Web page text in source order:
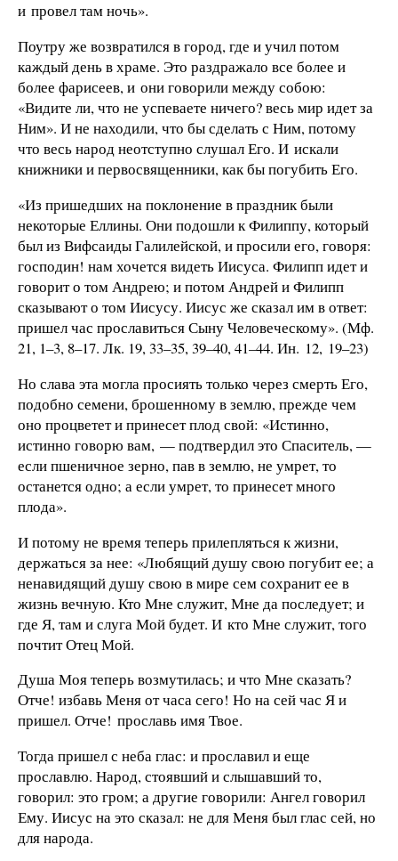
и провел там ночь».
Поутру же возвратился в город, где и учил потом
каждый день в храме. Это раздражало все более и
более фарисеев, и они говорили между собою:
«Видите ли, что не успеваете ничего? весь мир идет за
Ним». И не находили, что бы сделать с Ним, потому
что весь народ неотступно слушал Его. И искали
книжники и первосвященники, как бы погубить Его.
«Из пришедших на поклонение в праздник были
некоторые Еллины. Они подошли к Филиппу, который
был из Вифсаиды Галилейской, и просили его, говоря:
господин! нам хочется видеть Иисуса. Филипп идет и
говорит о том Андрею; и потом Андрей и Филипп
сказывают о том Иисусу. Иисус же сказал им в ответ:
пришел час прославиться Сыну Человеческому». (Мф.
21, 1–3, 8–17. Лк. 19, 33–35, 39–40, 41–44. Ин. 12, 19–23)
Но слава эта могла просиять только через смерть Его,
подобно семени, брошенному в землю, прежде чем
оно процветет и принесет плод свой: «Истинно,
истинно говорю вам, — подтвердил это Спаситель, —
если пшеничное зерно, пав в землю, не умрет, то
останется одно; а если умрет, то принесет много
плода».
И потому не время теперь прилепляться к жизни,
держаться за нее: «Любящий душу свою погубит ее; а
ненавидящий душу свою в мире сем сохранит ее в
жизнь вечную. Кто Мне служит, Мне да последует; и
где Я, там и слуга Мой будет. И кто Мне служит, того
почтит Отец Мой.
Душа Моя теперь возмутилась; и что Мне сказать?
Отче! избавь Меня от часа сего! Но на сей час Я и
пришел. Отче! прославь имя Твое.
Тогда пришел с неба глас: и прославил и еще
прославлю. Народ, стоявший и слышавший то,
говорил: это гром; а другие говорили: Ангел говорил
Ему. Иисус на это сказал: не для Меня был глас сей, но
для народа.